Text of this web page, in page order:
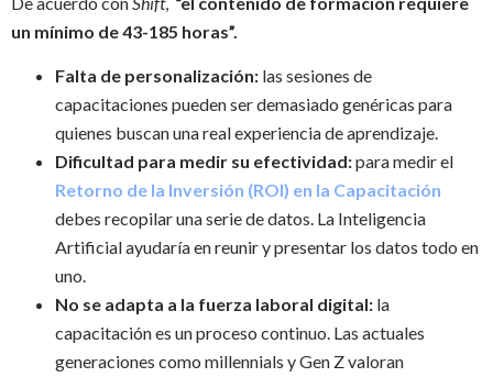
un mínimo de 43-185 horas”.
Falta de personalización: las sesiones de
capacitaciones pueden ser demasiado genéricas para
quienes buscan una real experiencia de aprendizaje.
Dificultad para medir su efectividad:para medir el
Retorno de la Inversión (ROI) en la Capacitación
debes recopilar una serie de datos. La Inteligencia
Artificial ayudaría en reunir y presentar los datos todo en
uno.
No se adapta a la fuerza laboral digital: la
capacitación es un proceso continuo. Las actuales
generaciones como millennials y Gen Z valoran